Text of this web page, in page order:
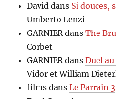
David dans Si douces,
Umberto Lenzi
GARNIER dansThe
Corbet
GARNIER dansDuel
Vidor et William
films dansLe Parrain 3